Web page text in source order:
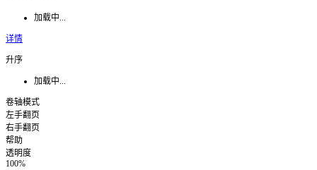
加载中...
详情
升序
加载中...
卷轴模式
左手翻页
右手翻页
帮助
透明度
100%